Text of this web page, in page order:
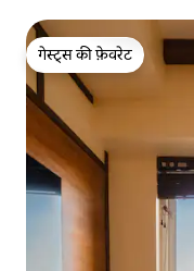
गेस्ट्स की फ़ेवरेट
गेस्ट्स की फ़ेवरेट